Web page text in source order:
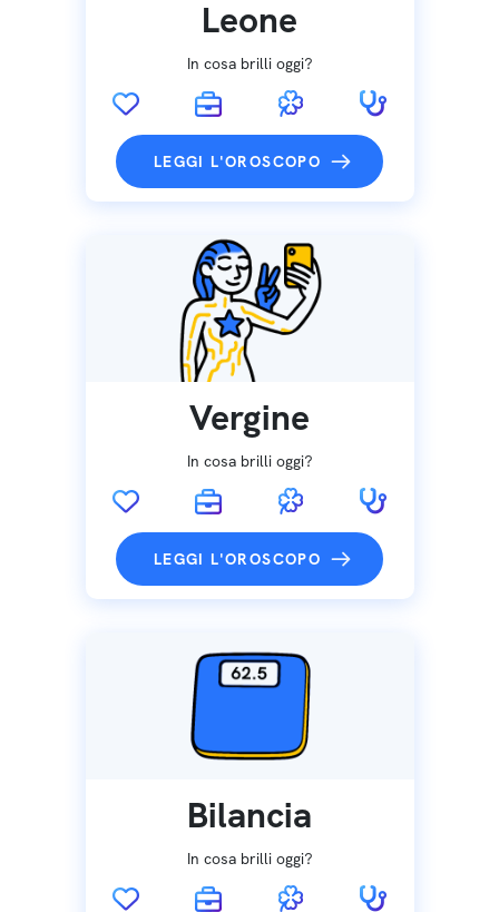
Leone
In cosa brilli oggi?
LEGGI L'OROSCOPO
Vergine
In cosa brilli oggi?
LEGGI L'OROSCOPO
Bilancia
In cosa brilli oggi?